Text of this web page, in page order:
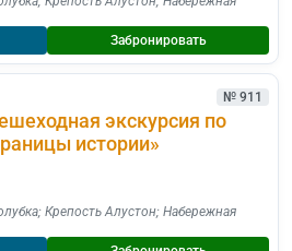
Забронировать
№ 911
экскурсия по
истории»
; Крепость Алустон; Набережная